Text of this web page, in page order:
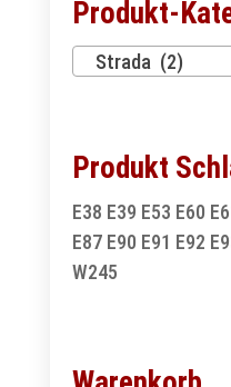
Produkt-
Strada (2)
Produkt
E38 E39 E53 E60
E87 E90 E91 E92
W245